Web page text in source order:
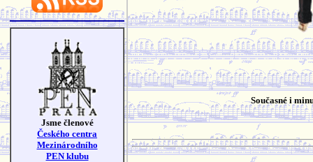
Jsme členové
Českého centra
Mezinárodního
PEN klubu
Současné i